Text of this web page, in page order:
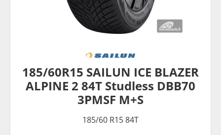
185/60R15 SAILUN ICE BLAZER
ALPINE 2 84T Studless DBB70
3PMSF M+S
185/60 R15 84T